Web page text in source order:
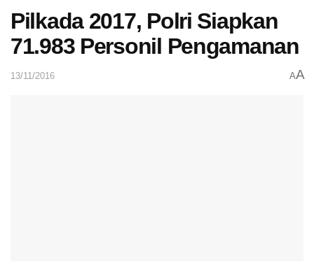
Pilkada 2017, Polri Siapkan
71.983 Personil Pengamanan
13/11/2016 AA